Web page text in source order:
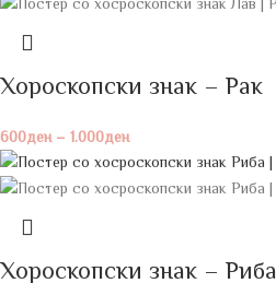
Хороскопски знак – Рак
600ден – 1.000ден
Хороскопски знак – Риба